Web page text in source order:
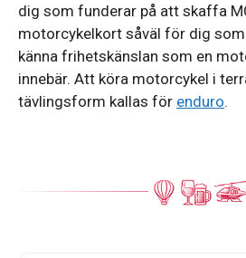
dig som funderar på att skaffa
motorcykelkort såväl för dig
känna frihetskänslan som en
innebär. Att köra motorcykel i
tävlingsform kallas för enduro.